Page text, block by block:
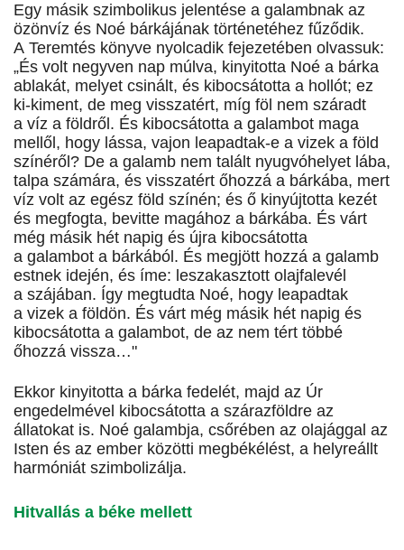
Egy másik szimbolikus jelentése a galambnak az
özönvíz és Noé bárkájának történetéhez fűződik.
A Teremtés könyve nyolcadik fejezetében olvassuk:
„És volt negyven nap múlva, kinyitotta Noé a bárka
ablakát, melyet csinált, és kibocsátotta a hollót; ez
ki-kiment, de meg visszatért, míg föl nem száradt
a víz a földről. És kibocsátotta a galambot maga
mellől, hogy lássa, vajon leapadtak-e a vizek a föld
színéről? De a galamb nem talált nyugvóhelyet lába,
talpa számára, és visszatért őhozzá a bárkába, mert
víz volt az egész föld színén; és ő kinyújtotta kezét
és megfogta, bevitte magához a bárkába. És várt
még másik hét napig és újra kibocsátotta
a galambot a bárkából. És megjött hozzá a galamb
estnek idején, és íme: leszakasztott olajfalevél
a szájában. Így megtudta Noé, hogy leapadtak
a vizek a földön. És várt még másik hét napig és
kibocsátotta a galambot, de az nem tért többé
őhozzá vissza…"
Ekkor kinyitotta a bárka fedelét, majd az Úr
engedelmével kibocsátotta a szárazföldre az
állatokat is. Noé galambja, csőrében az olajággal az
Isten és az ember közötti megbékélést, a helyreállt
harmóniát szimbolizálja.
Hitvallás a béke mellett